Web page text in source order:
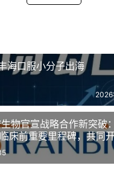
海口服小分子出海
物官宣战略合作新突破
床前重要里程碑，共同